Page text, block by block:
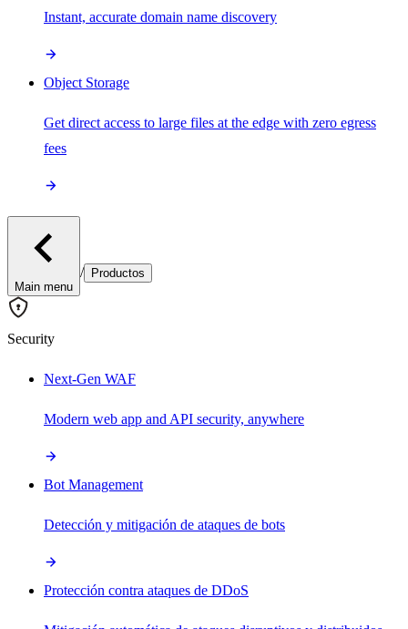
Instant, accurate domain name discovery
Object Storage
Get direct access to large files at the edge with zero egress
fees
Main menu
/ Productos
Security
Next-Gen WAF
Modern web app and API security, anywhere
Bot Management
Detección y mitigación de ataques de bots
Protección contra ataques de DDoS